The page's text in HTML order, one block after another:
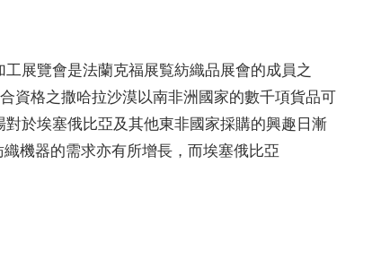
展覽會是法蘭克福展覧紡織品展會的成員之
資格之撒哈拉沙漠以南非洲國家的數千項貨品可
於埃塞俄比亞及其他東非國家採購的興趣日漸
機器的需求亦有所增長，而埃塞俄比亞